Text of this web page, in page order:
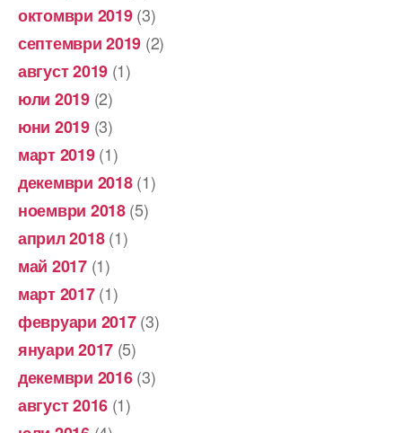
октомври 2019(3)
септември 2019 (2)
август 2019 (1)
юли 2019(2)
юни 2019(3)
март 2019(1)
декември 2018(1)
ноември 2018(5)
април 2018(1)
май 2017(1)
март 2017(1)
февруари 2017(3)
януари 2017 (5)
декември 2016(3)
август 2016 (1)